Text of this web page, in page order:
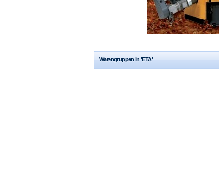
Warengruppen in 'ETA'